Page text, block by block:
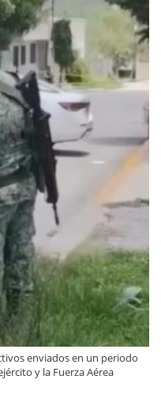
enviados en un periodo
y la Fuerza Aérea